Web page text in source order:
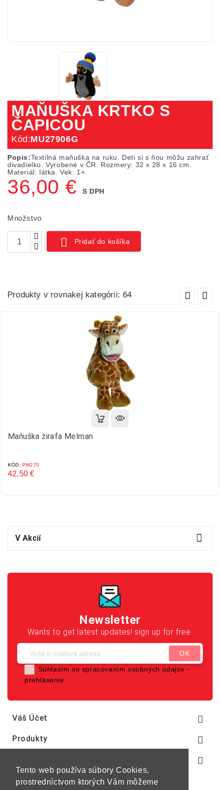
Tento web používa súbory Cookies,
prostredníctvom ktorých Vám môžeme
MAŇUŠKA KRTKO S
ČAPICOU
Kód:MU27906G
Popis:Textilná maňuška na ruku. Deti si s ňou môžu zahrať
divadielko. Vyrobené v ČR. Rozmery: 32 x 28 x 16 cm.
Materiál: látka. Vek: 1+.
36,00 € S DPH
Množstvo
 Pridať do košíka
Produkty v rovnakej kategórii: 64
Maňuška žirafa Melman
KÓD: PW270
42,50 €
V Akcií 
Newsletter
Wants to get latest updates! sign up for free.
Súhlasím so spracovaním osobných údajov -
prehlásenie
Váš Účet 
Produkty 
